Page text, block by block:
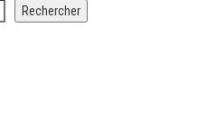
Rechercher